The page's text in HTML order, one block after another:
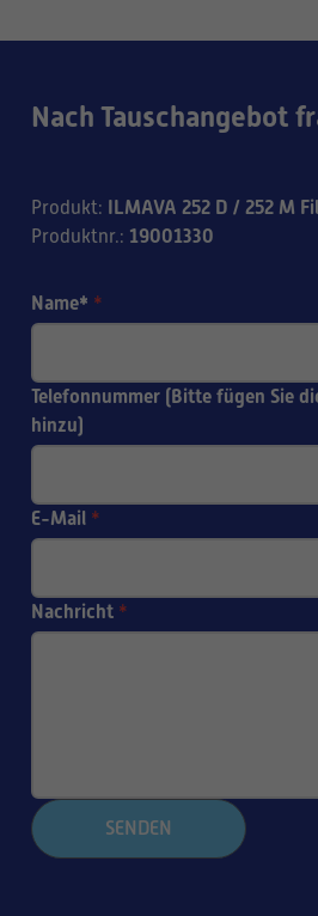
Nach Tauschangebot
Produkt: ILMAVA 252 D / 252 M
Produktnr.: 19001330
Name* *
Telefonnummer (Bitte fügen Sie
hinzu)
E-Mail *
Nachricht *
SENDEN